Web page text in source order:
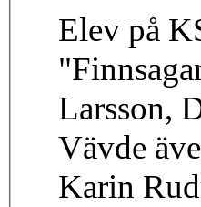
Elev på
Larsson,
Vävde
Karin